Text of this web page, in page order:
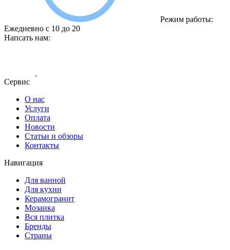
Режим работы:
Ежедневно с 10 до 20
Напсать нам:
Сервис
О нас
Услуги
Оплата
Новости
Статьи и обзоры
Контакты
Навигация
Для ванной
Для кухни
Керамогранит
Мозаика
Вся плитка
Бренды
Страны